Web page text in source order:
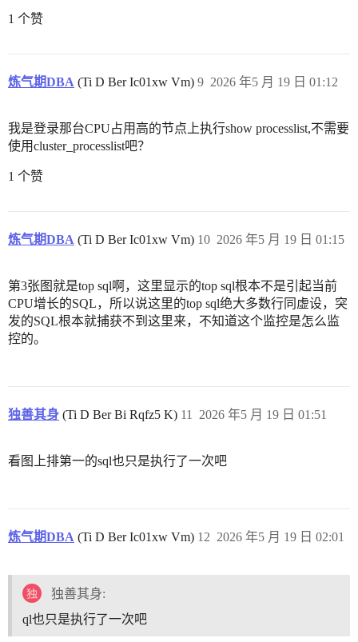
1 个赞
炼气期DBA (Ti D Ber Ic01xw Vm) 2026 年5 月 19 日 01:12
9
我是登录那台CPU占用高的节点上执行show processlist,不需要
使用cluster_processlist吧？
1 个赞
炼气期DBA (Ti D Ber Ic01xw Vm) 2026 年5 月 19 日 01:15
10
第3张图就是top sql啊，这里显示的top sql根本不是引起当前
CPU增长的SQL，所以说这里的top sql绝大多数行同虚设，突
发的SQL根本就捕获不到这里来，不知道这个监控是怎么监
控的。
独善其身 (Ti D Ber Bi Rqfz5 K) 2026 年5 月 19 日 01:51
11
看图上排第一的sql也只是执行了一次吧
炼气期DBA (Ti D Ber Ic01xw Vm) 2026 年5 月 19 日 02:01
12
独善其身:
ql也只是执行了一次吧